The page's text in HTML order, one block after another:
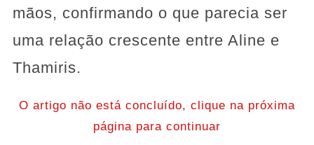
mãos, confirmando o que parecia ser
uma relação crescente entre Aline e
Thamiris.
O artigo não está concluído, clique na próxima
página para continuar